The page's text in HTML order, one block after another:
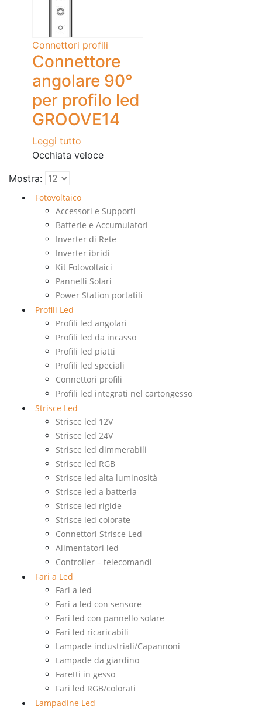
Connettori profili
Connettore
angolare 90°
per profilo led
GROOVE14
Leggi tutto
Occhiata veloce
Mostra:
Fotovoltaico
Accessori e Supporti
Batterie e Accumulatori
Inverter di Rete
Inverter ibridi
Kit Fotovoltaici
Pannelli Solari
Power Station portatili
Profili Led
Profili led angolari
Profili led da incasso
Profili led piatti
Profili led speciali
Connettori profili
Profili led integrati nel cartongesso
Strisce Led
Strisce led 12V
Strisce led 24V
Strisce led dimmerabili
Strisce led RGB
Strisce led alta luminosità
Strisce led a batteria
Strisce led rigide
Strisce led colorate
Connettori Strisce Led
Alimentatori led
Controller – telecomandi
Fari a Led
Fari a led
Fari a led con sensore
Fari led con pannello solare
Fari led ricaricabili
Lampade industriali/Capannoni
Lampade da giardino
Faretti in gesso
Fari led RGB/colorati
Lampadine Led